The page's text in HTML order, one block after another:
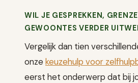
WIL JE GESPREKKEN,
GEWOONTES VERDER
Vergelijk dan tien
onzekeuzehulp voor
eerst het onderwerp dat bij